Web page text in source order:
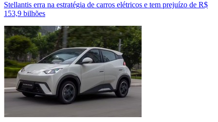
Stellantis erra na estratégia de carros elétricos e tem prejuízo de R$
153,9 bilhões